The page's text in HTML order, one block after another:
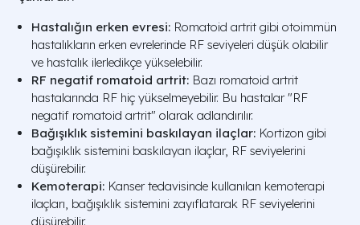
Hastalığın erken evresi: Romatoid artrit gibi otoimmün
hastalıkların erken evrelerinde RF seviyeleri düşük olabilir
ve hastalık ilerledikçe yükselebilir.
RF negatif romatoid artrit: Bazı romatoid artrit
hastalarında RF hiç yükselmeyebilir. Bu hastalar "RF
negatif romatoid artrit" olarak adlandırılır.
Bağışıklık sistemini baskılayan ilaçlar: Kortizon gibi
bağışıklık sistemini baskılayan ilaçlar, RF seviyelerini
düşürebilir.
Kemoterapi: Kanser tedavisinde kullanılan kemoterapi
ilaçları, bağışıklık sistemini zayıflatarak RF seviyelerini
düşürebilir.